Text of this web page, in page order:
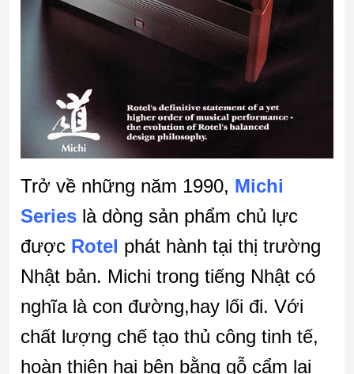
Trở về những năm 1990, Michi
Series là dòng sản phẩm chủ lực
được Rotel phát hành tại thị trường
Nhật bản. Michi trong tiếng Nhật có
nghĩa là con đường,hay lối đi. Với
chất lượng chế tạo thủ công tinh tế,
hoàn thiện hai bên bằng gỗ cẩm lai